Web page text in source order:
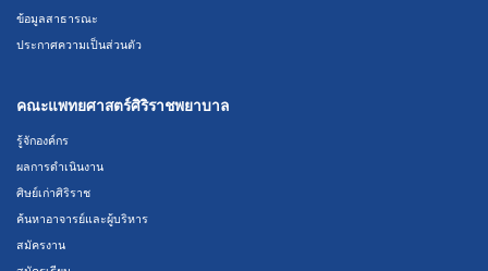
ข้อมูลสาธารณะ
ประกาศความเป็นส่วนตัว
คณะแพทยศาสตร์ศิริราชพยาบาล
รู้จักองค์กร
ผลการดำเนินงาน
ศิษย์เก่าศิริราช
ค้นหาอาจารย์และผู้บริหาร
สมัครงาน